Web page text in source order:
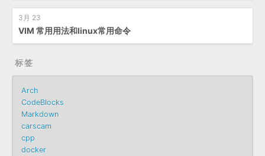
3月 23
VIM 常用用法和linux常用命令
标签
Arch
CodeBlocks
Markdown
carscam
cpp
docker